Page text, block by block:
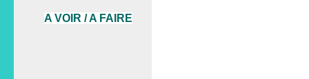
A VOIR / A FAIRE